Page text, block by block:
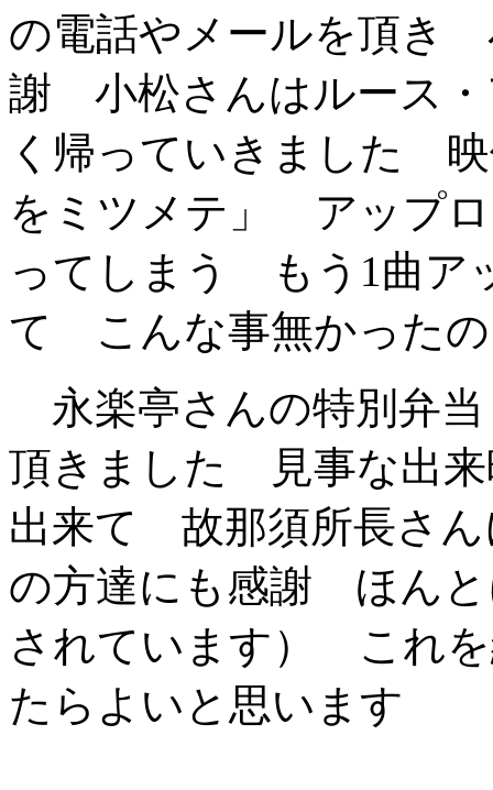
の電話やメールを頂き
謝 小松さんはルース・
く帰っていきました
をミツメテ」 アップ
ってしまう もう1曲ア
て こんな事無かった
永楽亭さんの特別弁
頂きました 見事な出
出来て 故那須所長さん
の方達にも感謝 ほんと
されています） これ
たらよいと思います